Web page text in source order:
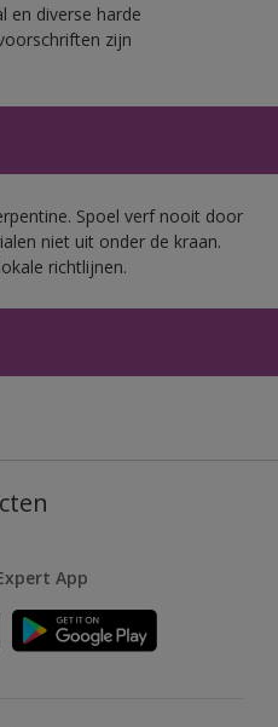
en diverse harde
zijn
Spoel verf nooit door
niet uit onder de kraan.
richtlijnen.
App